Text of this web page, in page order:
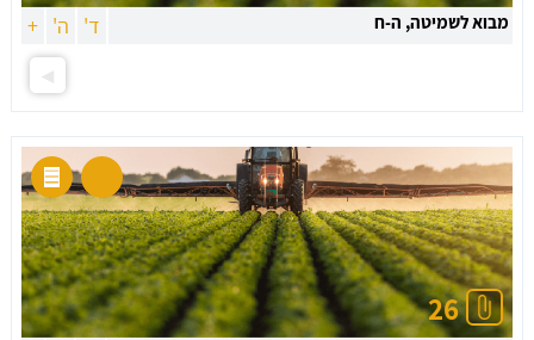
מבוא לשמיטה, ה-ח ד' ה' +
26